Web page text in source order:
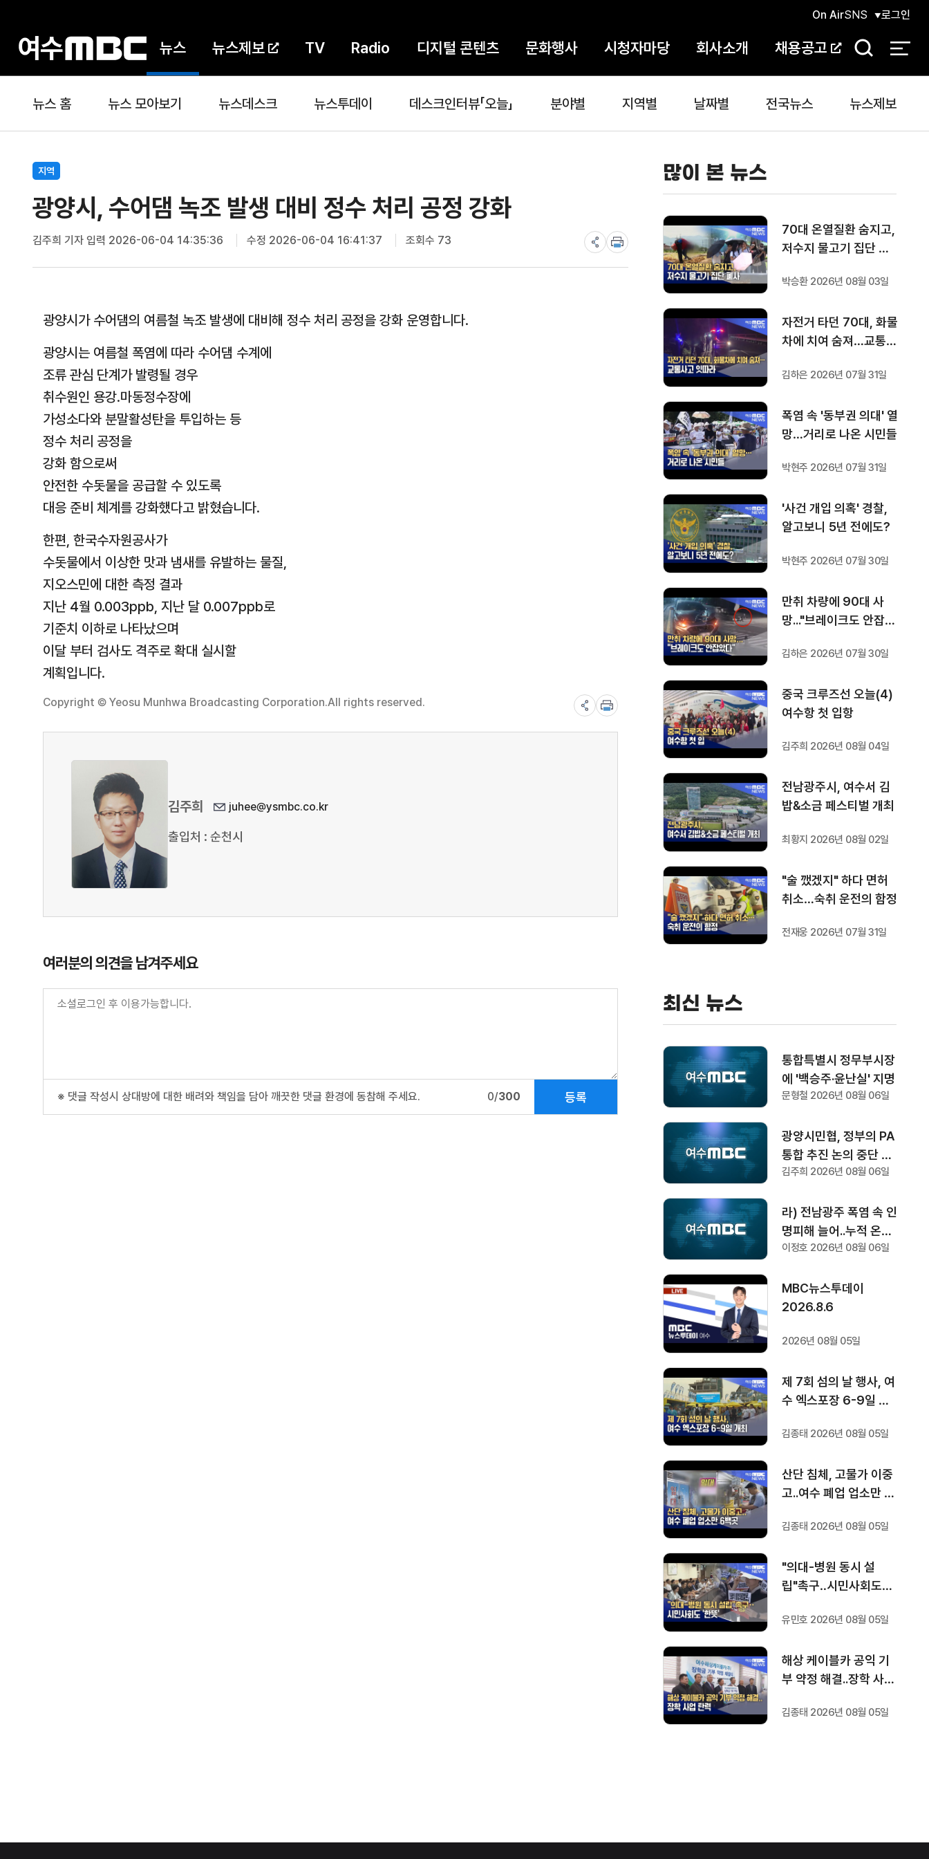
뉴스 뉴스제보 TV Radio 디지털 콘텐츠 문화행사 시청자마당 회사소개 채용공고
On AirSNS 로그인
검
뉴스 홈 뉴스 모아보기 뉴스데스크 뉴스투데이 데스크인터뷰「오늘」 분야별 지역별 날짜별 전국뉴스 뉴스제보
지역
광양시, 수어댐 녹조 발생 대비 정수 처리 공정 강화
김주희 기자입력 2026-06-04 14:35:36 수정 2026-06-04 16:41:37 조회수 73
광양시가 수어댐의 여름철 녹조 발생에 대비해 정수 처리 공정을 강화 운영합니다.
광양시는 여름철 폭염에 따라 수어댐 수계에
조류 관심 단계가 발령될 경우
취수원인 용강.마동정수장에
가성소다와 분말활성탄을 투입하는 등
정수 처리 공정을
강화 함으로써
안전한 수돗물을 공급할 수 있도록
대응 준비 체계를 강화했다고 밝혔습니다.
한편, 한국수자원공사가
수돗물에서 이상한 맛과 냄새를 유발하는 물질,
지오스민에 대한 측정 결과
지난 4월 0.003ppb, 지난 달 0.007ppb로
기준치 이하로 나타났으며
이달 부터 검사도 격주로 확대 실시할
계획입니다.
Copyright © Yeosu Munhwa Broadcasting Corporation.All rights reserved.
김주희 juhee@ysmbc.co.kr
출입처 : 순천시
여러분의 의견을 남겨주세요
※ 댓글 작성시 상대방에 대한 배려와 책임을 담아 깨끗한 댓글 환경에 동참해 주세요. 0/300 등록
많이 본 뉴스
70대 온열질환 숨지고,
저수지 물고기 집단 폐
박승환 2026년 08월 03일
자전거 타던 70대, 화물
차에 치여 숨져…교통사
김하은 2026년 07월 31일
폭염 속 '동부권 의대' 열
망…거리로 나온 시민들
박현주 2026년 07월 31일
'사건 개입 의혹' 경찰,
알고보니 5년 전에도?
박현주 2026년 07월 30일
만취 차량에 90대 사
망..."브레이크도 안잡았
김하은 2026년 07월 30일
중국 크루즈선 오늘(4)
여수항 첫 입항
김주희 2026년 08월 04일
전남광주시, 여수서 김
밥&소금 페스티벌 개최
최황지 2026년 08월 02일
"술 깼겠지" 하다 면허
취소…숙취 운전의 함정
전재웅 2026년 07월 31일
최신 뉴스
통합특별시 정무부시장
에 '백승주·윤난실' 지명
문형철 2026년 08월 06일
광양시민협, 정부의 PA
통합 추진 논의 중단 촉
구
김주희 2026년 08월 06일
라) 전남광주 폭염 속 인
명피해 늘어..누적 온열
질환자 212명
이정호 2026년 08월 06일
MBC뉴스투데이
2026.8.6
2026년 08월 05일
제 7회 섬의 날 행사, 여
수 엑스포장 6-9일 개
김종태 2026년 08월 05일
산단 침체, 고물가 이중
고..여수 폐업 업소만 6
김종태 2026년 08월 05일
"의대-병원 동시 설
립"촉구‥시민사회도
유민호 2026년 08월 05일
해상 케이블카 공익 기
부 약정 해결..장학 사업
김종태 2026년 08월 05일